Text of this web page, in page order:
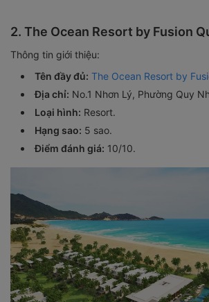
2. The Ocean Resort by Fusion
Thông tin giới thiệu:
Tên đầy đủ: The Ocean Resort by
Địa chỉ: No.1 Nhơn Lý, Phường Quy
Loại hình: Resort.
Hạng sao: 5 sao.
Điểm đánh giá: 10/10.